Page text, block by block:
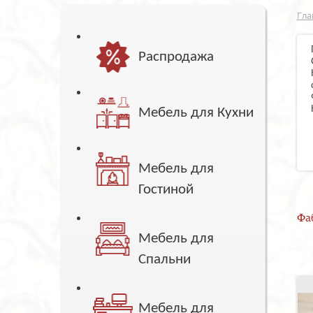
Распродажа
Мебель для Кухни
Мебель для
Гостиной
Мебель для
Спальни
Мебель для